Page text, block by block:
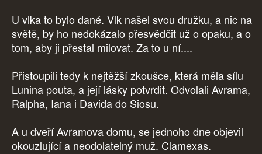
U vlka to bylo dané. Vlk našel svou družku, a nic na
světě, by ho nedokázalo přesvědčit už o opaku, a o
tom, aby ji přestal milovat. Za to u ní....
Přistoupili tedy k nejtěžší zkoušce, která měla sílu
Lunina pouta, a její lásky potvrdit. Odvolali Avrama,
Ralpha, Iana i Davida do Siosu.
A u dveří Avramova domu, se jednoho dne objevil
okouzlující a neodolatelný muž. Clamexas.